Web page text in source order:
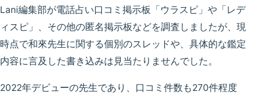
Lani編集部が電話占い口コミ掲示板「ウラスピ」や「レデ
ィスピ」、その他の匿名掲示板などを調査しましたが、現
時点で和來先生に関する個別のスレッドや、具体的な鑑定
内容に言及した書き込みは 見当たりませんでした。
2022年デビューの先生であり、口コミ件数も270件程度